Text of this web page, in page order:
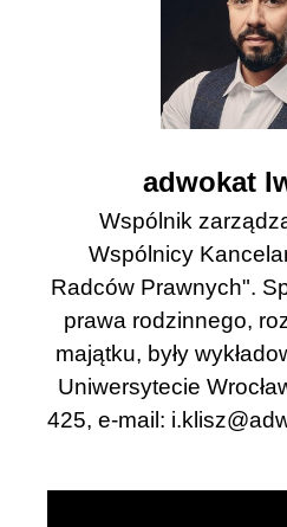
adwokat
Wspólnik
Wspólnicy
Radców Prawnych".
prawa rodzinnego,
majątku, były
Uniwersytecie
425, e-mail: